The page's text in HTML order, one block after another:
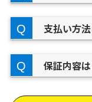
支払い方
保証内容